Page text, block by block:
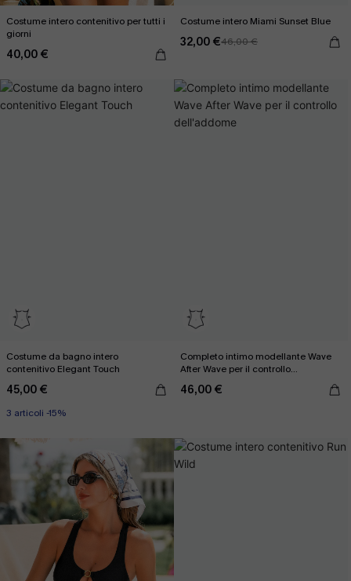
Costume intero contenitivo per tutti i
giorni
40,00 €
Costume intero Miami Sunset Blue
32,00 €46,00 €
Costume da bagno intero
contenitivo Elegant Touch
45,00 €
3 articoli -15%
Completo intimo modellante Wave
After Wave per il controllo
46,00 €